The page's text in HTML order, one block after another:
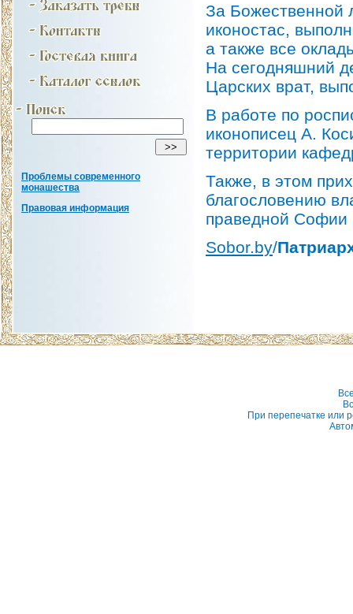
Проблемы современного
монашества
Правовая информация
За Божественной
иконостас,
а также все
На сегодняшний
Царских врат,
В работе по
иконописец А.
территории
Также, в этом
благословению
праведной Софии
Sobor.by/
При перепечатке или